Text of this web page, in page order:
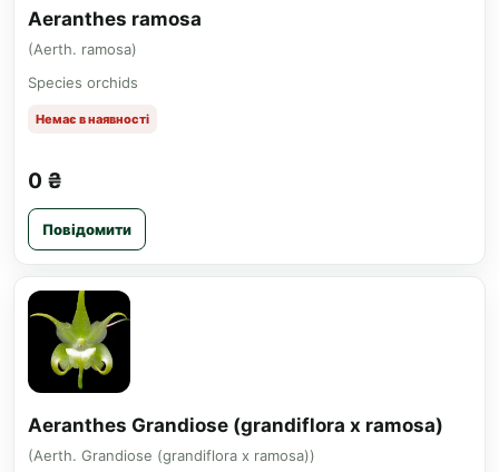
Aeranthes ramosa
(Aerth. ramosa)
Species orchids
Немає в наявності
0 ₴
Повідомити
Aeranthes Grandiose (grandiflora x ramosa)
(Aerth. Grandiose (grandiflora x ramosa))